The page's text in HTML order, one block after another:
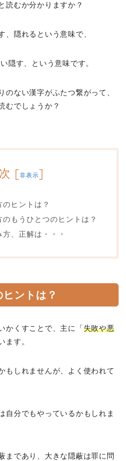
読むか分かりますか？
、隠れるという意味で、
隠す、という意味です。
のない漢字がふたつ繋がって、
むでしょうか？
[非表示]
のヒントは？
のもうひとつのヒントは？
方、正解は・・・
ヒントは？
かくすことで、主に「失敗や悪
ます。
もしれませんが、よく使われて
自分でもやっているかもしれま
まであり、大きな隠蔽は罪に問